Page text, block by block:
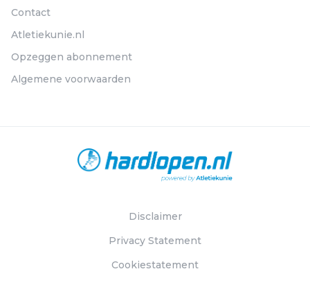
Contact
Atletiekunie.nl
Opzeggen abonnement
Algemene voorwaarden
Disclaimer
Privacy Statement
Cookiestatement